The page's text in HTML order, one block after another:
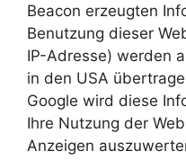
Beacon erzeugten
Benutzung dieser
IP-Adresse) werden
in den USA
Google wird diese
Ihre Nutzung der
Anzeigen